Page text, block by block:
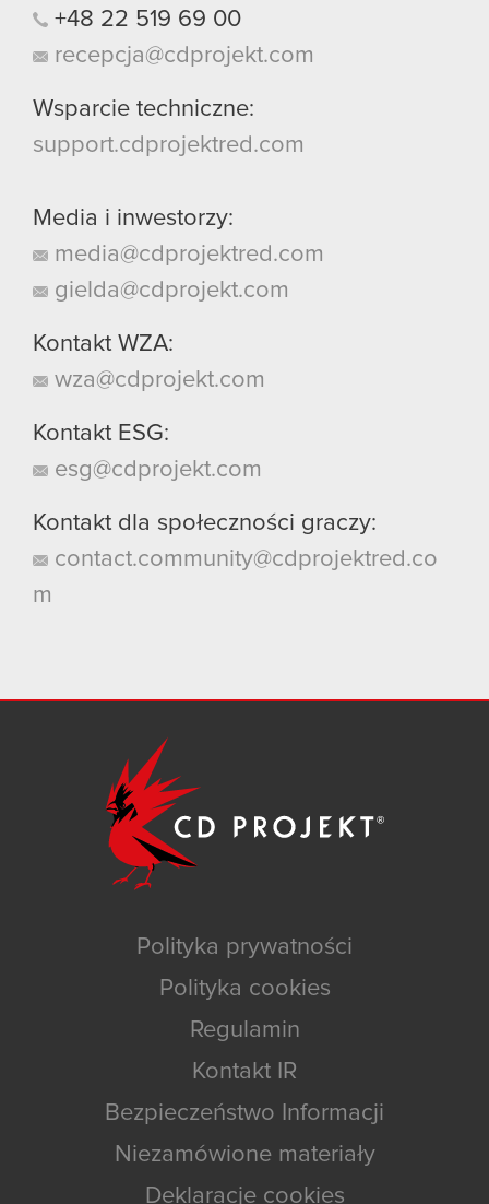
+48 22 519 69 00
recepcja@cdprojekt.com
Wsparcie techniczne:
support.cdprojektred.com
Media i inwestorzy:
media@cdprojektred.com
gielda@cdprojekt.com
Kontakt WZA:
wza@cdprojekt.com
Kontakt ESG:
esg@cdprojekt.com
Kontakt dla społeczności graczy:
contact.community@cdprojektred.co
m
Polityka prywatności
Polityka cookies
Regulamin
Kontakt IR
Bezpieczeństwo Informacji
Niezamówione materiały
Deklaracje cookies